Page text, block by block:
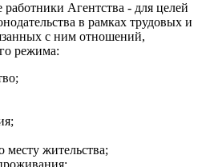
Агентства - для целей
в рамках трудовых и
с ним отношений,
режима:
месту жительства;